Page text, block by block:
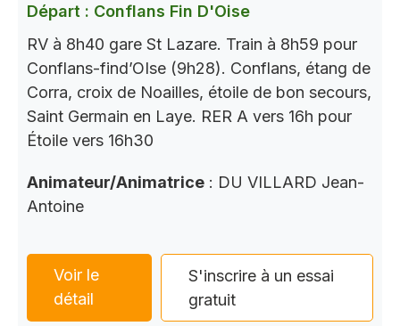
Départ : Conflans Fin D'Oise
RV à 8h40 gare St Lazare. Train à 8h59 pour
Conflans-find’OIse (9h28). Conflans, étang de
Corra, croix de Noailles, étoile de bon secours,
Saint Germain en Laye. RER A vers 16h pour
Étoile vers 16h30
Animateur/Animatrice : DU VILLARD Jean-
Antoine
Voir le
détail
S'inscrire à un essai
gratuit